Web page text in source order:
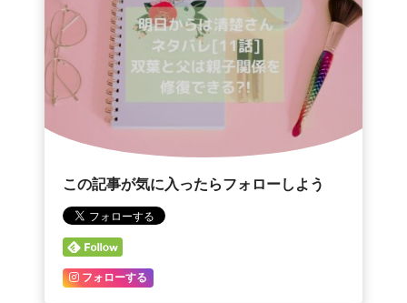
この記事が気に入ったらフォローしよう
フォローする